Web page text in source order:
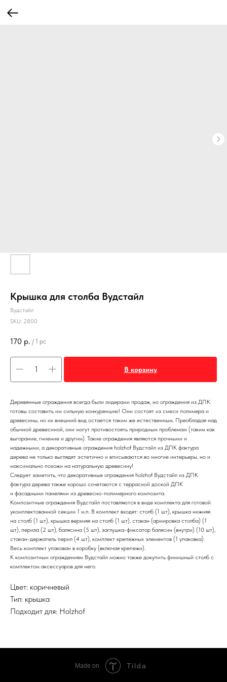
Крышка для столба Вудстайл
Вудстайл
SKU: 2800
170 р. / 1 pc
В корзину
Деревянные ограждения всегда были лидерами продаж, но ограждения из ДПК
готовы составить им сильную конкуренцию! Они состоят из смеси полимера и
древесины, но их внешний вид остается таким же естественным. Преобладая над
обычной древесиной, они могут противостоять природным проблемам (таким как
выгорание, гниение и другим). Такие ограждения являются прочными и
надежными, а декоративные ограждения holzhof Вудстайл из ДПК фактура
дерева не только выглядят эстетично и вписываются во многие интерьеры, но и
максимально похожи на натуральную древесину!
Следует заметить, что декоративные ограждения holzhof Вудстайл из ДПК
фактура дерева также хорошо сочетаются с террасной доской ДПК
и фасадными панелями из древесно-полимерного композита.
Композитные ограждения Вудстайл поставляются в виде комплекта для готовой
укомплектованной секции 1 м.п. В комплект входят: столб (1 шт), крышка нижняя
на столб (1 шт), крышка верхняя на столб (1 шт), стакан (армировка столба) (1
шт), перила (2 шт), балясина (5 шт), заглушка-фиксатор балясин (внутри) (10 шт),
стакан-держатель перил (4 шт), комплект крепежных элементов (1 упаковка).
Весь комплект упакован в коробку (включая крепежи).
К композитным ограждениям Вудстайл можно также докупить финишный столб с
комплектом аксессуаров для него.
Цвет: коричневый
Тип: крышка
Подходит для: Holzhof
Made on Tilda